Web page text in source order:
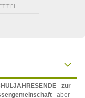
- zur
- aber